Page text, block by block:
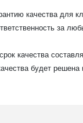
качества для
за
качества
будет решена